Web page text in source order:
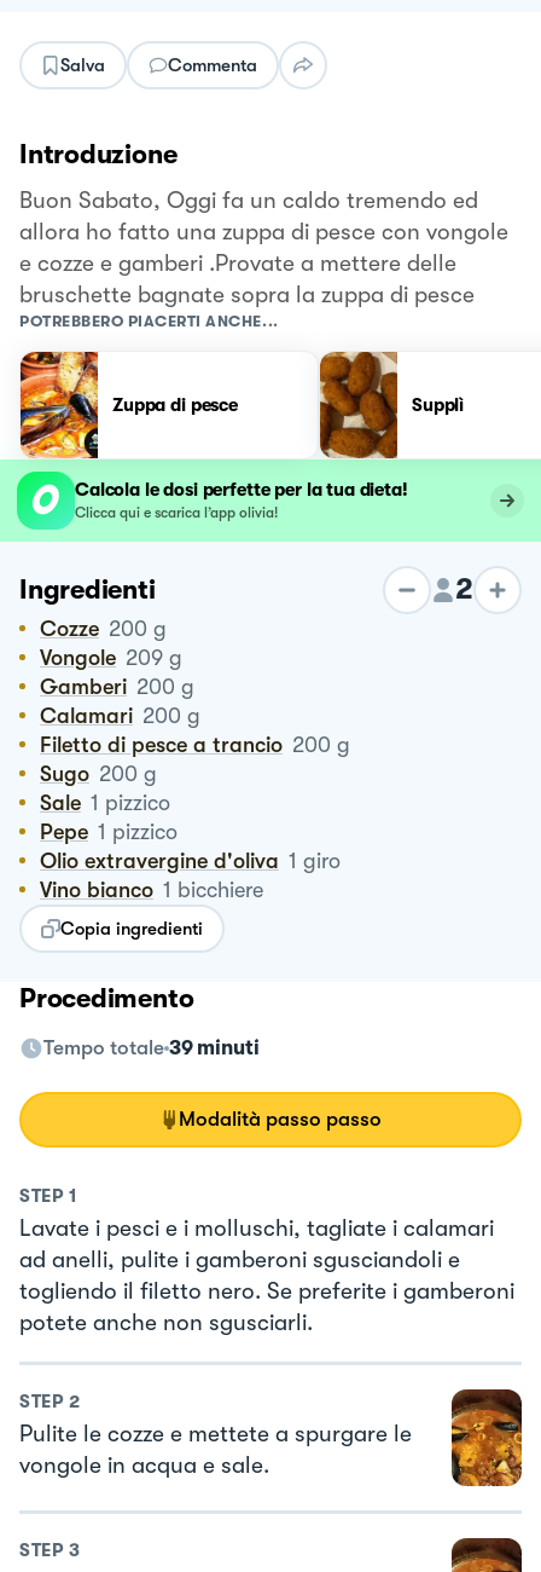
Salva Commenta
Introduzione
Buon Sabato, Oggi fa un caldo tremendo ed
allora ho fatto una zuppa di pesce con vongole
e cozze e gamberi .Provate a mettere delle
bruschette bagnate sopra la zuppa di pesce
POTREBBERO PIACERTI ANCHE...
Zuppa di pesce Supplì
Calcola le dosi perfette per la tua dieta!
Clicca qui e scarica l’app olivia!
Ingredienti 2
Cozze 200 g
Vongole 209 g
Gamberi 200 g
Calamari 200 g
Filetto di pesce a trancio 200 g
Sugo 200 g
Sale 1 pizzico
Pepe 1 pizzico
Olio extravergine d'oliva 1 giro
vino bianco 1 bicchiere
Copia ingredienti
Procedimento
Tempo totale 39 minuti
Modalità passo passo
STEP 1
Lavate i pesci e i molluschi, tagliate i calamari
ad anelli, pulite i gamberoni sgusciandoli e
togliendo il filetto nero. Se preferite i gamberoni
potete anche non sgusciarli.
STEP 2
Pulite le cozze e mettete a spurgare le
vongole in acqua e sale.
STEP 3